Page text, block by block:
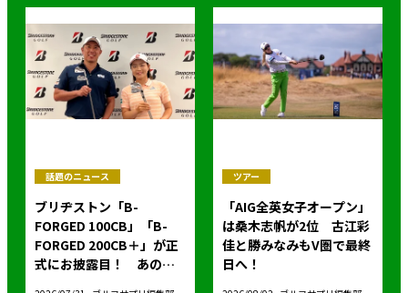
話題のニュース
ブリヂストン「B-
FORGED 100CB」「B-
FORGED 200CB＋」が正
式にお披露目！ あのア
ツアー
「AIG全英女子オープン」
は桑木志帆が2位 古江彩
佳と勝みなみもV圏で最終
日へ！